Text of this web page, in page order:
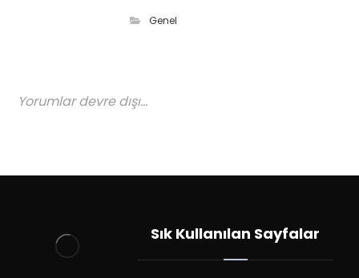
Genel
Yorumlar devre dışı...
Sık Kullanılan Sayfalar